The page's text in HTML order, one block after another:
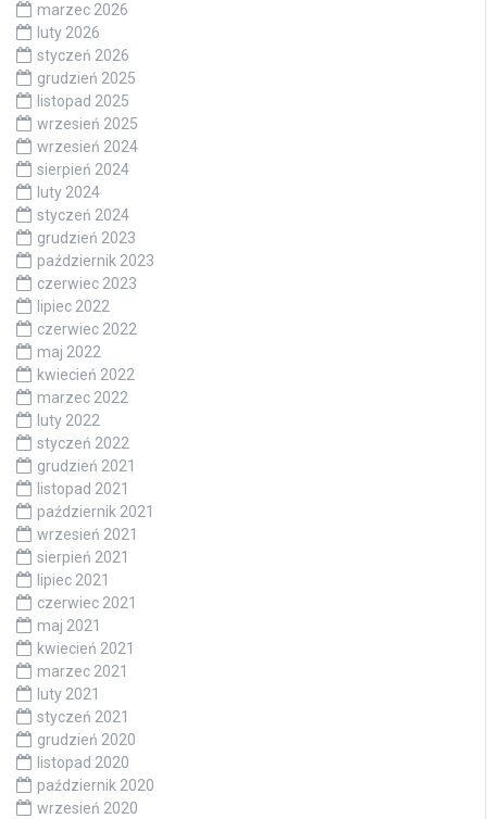
marzec 2026
luty 2026
styczeń 2026
grudzień 2025
listopad 2025
wrzesień 2025
wrzesień 2024
sierpień 2024
luty 2024
styczeń 2024
grudzień 2023
październik 2023
czerwiec 2023
lipiec 2022
czerwiec 2022
maj 2022
kwiecień 2022
marzec 2022
luty 2022
styczeń 2022
grudzień 2021
listopad 2021
październik 2021
wrzesień 2021
sierpień 2021
lipiec 2021
czerwiec 2021
maj 2021
kwiecień 2021
marzec 2021
luty 2021
styczeń 2021
grudzień 2020
listopad 2020
październik 2020
wrzesień 2020